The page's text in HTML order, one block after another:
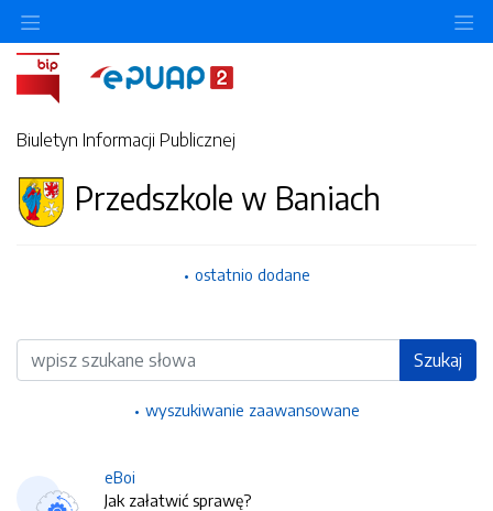
Biuletyn Informacji Publicznej
Przedszkole w Baniach
ostatnio dodane
Wyszukiwarka Szukaj
wyszukiwanie zaawansowane
eBoi
Jak załatwić sprawę?